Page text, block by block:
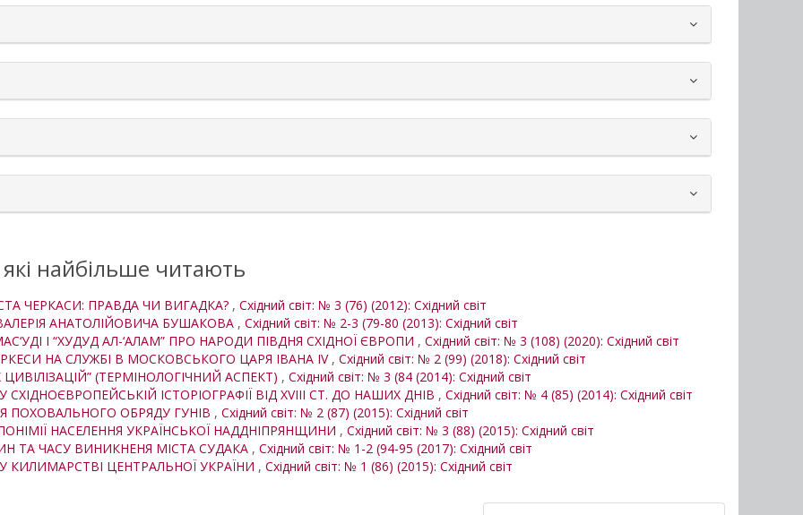
які найбільше читають
ЧЕРКАСИ: ПРАВДА ЧИ ВИГАДКА? , Східний світ: № 3 (76) (2012): Східний світ
ВАЛЕРІЯ АНАТОЛІЙОВИЧА БУШАКОВА , Східний світ: № 2-3 (79-80 (2013): Східний світ
І “ХУДУД АЛ-‘АЛАМ” ПРО НАРОДИ ПІВДНЯ СХІДНОЇ ЄВРОПИ , Східний світ: № 3 (108) (2020): Східний світ
НА СЛУЖБІ В МОСКОВСЬКОГО ЦАРЯ ІВАНА IV , Східний світ: № 2 (99) (2018): Східний світ
(ТЕРМІНОЛОГІЧНИЙ АСПЕКТ) , Східний світ: № 3 (84 (2014): Східний світ
ІСТОРІОГРАФІЇ ВІД XVIII СТ. ДО НАШИХ ДНІВ , Східний світ: № 4 (85) (2014): Східний світ
ОБРЯДУ ГУНІВ , Східний світ: № 2 (87) (2015): Східний світ
НАСЕЛЕННЯ УКРАЇНСЬКОЇ НАДДНІПРЯНЩИНИ , Східний світ: № 3 (88) (2015): Східний світ
ТА ЧАСУ ВИНИКНЕНЯ МІСТА СУДАКА , Східний світ: № 1-2 (94-95 (2017): Східний світ
КИЛИМАРСТВІ ЦЕНТРАЛЬНОЇ УКРАЇНИ , Східний світ: № 1 (86) (2015): Східний світ